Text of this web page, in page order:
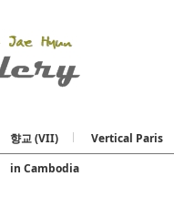
향교 (VII) Vertical Paris
in Cambodia